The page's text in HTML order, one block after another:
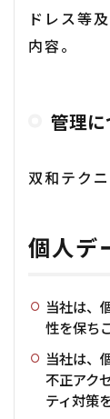
ドレス等
内容。
管理
双和テク
個人デ
当社は、
性を保ち
当社は、
不正アク
ティ対策